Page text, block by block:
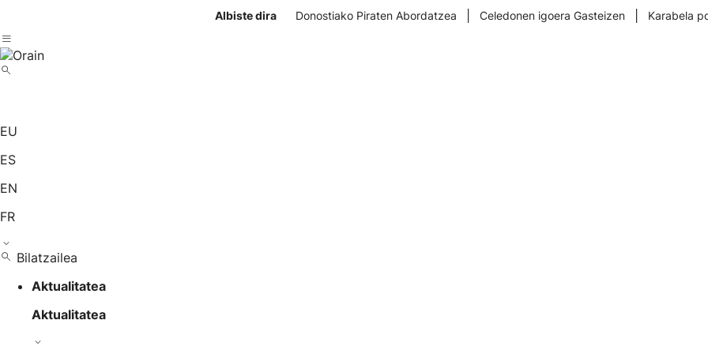
Albiste dira Donostiako Piraten Abordatzea Celedonen igoera Gasteizen Karabela
EU
ES
EN
FR
Bilatzailea
Aktualitatea
Aktualitatea